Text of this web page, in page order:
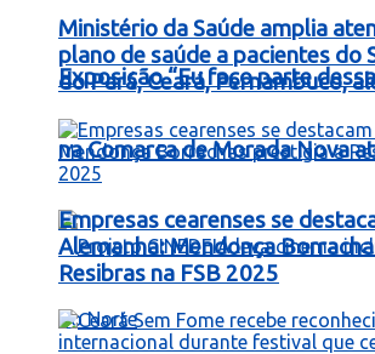
Exposição “Eu faço parte
na Comarca de Morada Nova
Ministério da Saúde amplia
plano de saúde a pacientes do
do Pará, Ceará, Pernambuco,
Empresas cearenses se
Alemanha: Mendonça
Resibras na FSB 2025